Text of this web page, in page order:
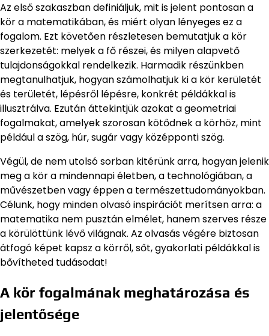
Az első szakaszban definiáljuk, mit is jelent pontosan a
kör a matematikában, és miért olyan lényeges ez a
fogalom. Ezt követően részletesen bemutatjuk a kör
szerkezetét: melyek a fő részei, és milyen alapvető
tulajdonságokkal rendelkezik. Harmadik részünkben
megtanulhatjuk, hogyan számolhatjuk ki a kör kerületét
és területét, lépésről lépésre, konkrét példákkal is
illusztrálva. Ezután áttekintjük azokat a geometriai
fogalmakat, amelyek szorosan kötődnek a körhöz, mint
például a szög, húr, sugár vagy középponti szög.
Végül, de nem utolsó sorban kitérünk arra, hogyan jelenik
meg a kör a mindennapi életben, a technológiában, a
művészetben vagy éppen a természettudományokban.
Célunk, hogy minden olvasó inspirációt merítsen arra: a
matematika nem pusztán elmélet, hanem szerves része
a körülöttünk lévő világnak. Az olvasás végére biztosan
átfogó képet kapsz a körről, sőt, gyakorlati példákkal is
bővítheted tudásodat!
A kör fogalmának meghatározása és
jelentősége